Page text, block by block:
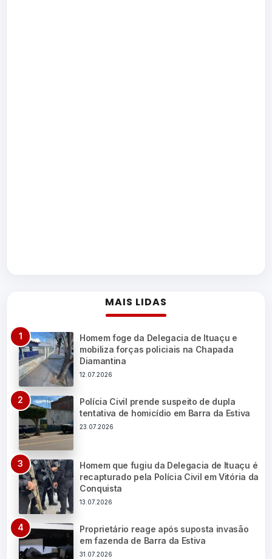
MAIS LIDAS
Homem foge da Delegacia de Ituaçu e
mobiliza forças policiais na Chapada
Diamantina
12.07.2026
Polícia Civil prende suspeito de dupla
tentativa de homicídio em Barra da Estiva
23.07.2026
Homem que fugiu da Delegacia de Ituaçu é
recapturado pela Polícia Civil em Vitória da
Conquista
13.07.2026
Proprietário reage após suposta invasão
em fazenda de Barra da Estiva
31.07.2026